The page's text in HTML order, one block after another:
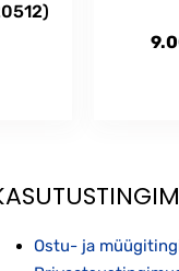
variants.
options
Ostu- ja